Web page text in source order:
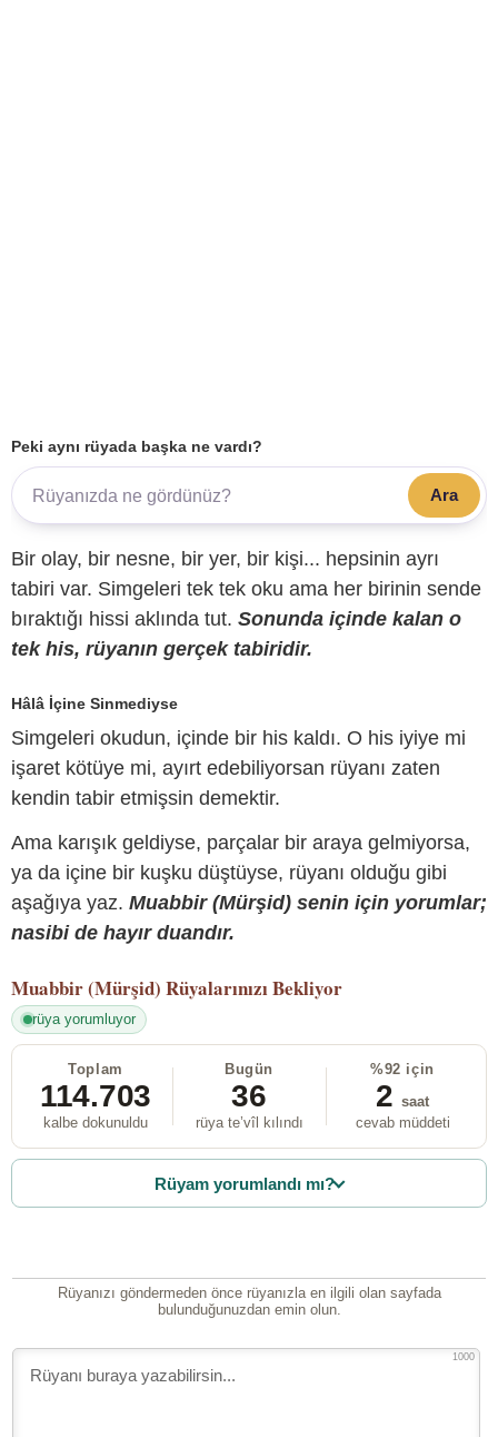
Peki aynı rüyada başka ne vardı?
Ara
Bir olay, bir nesne, bir yer, bir kişi... hepsinin ayrı
tabiri var. Simgeleri tek tek oku ama her birinin sende
bıraktığı hissi aklında tut. Sonunda içinde kalan o
tek his, rüyanın gerçek tabiridir.
Hâlâ İçine Sinmediyse
Simgeleri okudun, içinde bir his kaldı. O his iyiye mi
işaret kötüye mi, ayırt edebiliyorsan rüyanı zaten
kendin tabir etmişsin demektir.
Ama karışık geldiyse, parçalar bir araya gelmiyorsa,
ya da içine bir kuşku düştüyse, rüyanı olduğu gibi
aşağıya yaz. Muabbir (Mürşid) senin için yorumlar;
nasibi de hayır duandır.
Muabbir (Mürşid) Rüyalarınızı Bekliyor
rüya yorumluyor
Toplam
114.703
kalbe dokunuldu
Bugün
36
rüya te’vîl kılındı
%92 için
2 saat
cevab müddeti
Rüyam yorumlandı mı?
Rüyanızı göndermeden önce rüyanızla en ilgili olan sayfada
bulunduğunuzdan emin olun.
1000